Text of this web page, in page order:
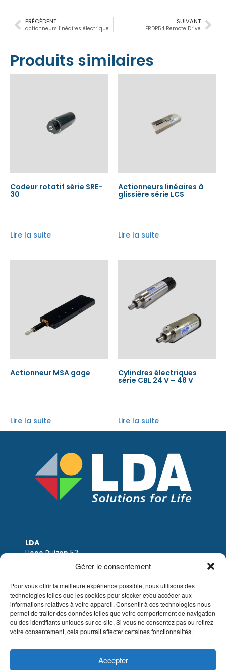
Gérer le consentement
Pour vous offrir la meilleure expérience possible, nous utilisons des
technologies telles que les cookies pour stocker et/ou accéder aux
informations relatives à votre appareil. Consentir à ces technologies nous
permet de traiter des données telles que votre comportement de navigation
ou des identifiants uniques sur ce site. Si vous ne consentez pas ou retirez
votre consentement, cela pourrait affecter certaines fonctionnalités.
Accepter
SUIVANT
ERDP54 Remote Drive
PRÉCÉDENT
actionneurs linéaires électrique sur mesure
Produits similaires
Codeur rotatif série SRE-
30
Lire la suite
Actionneurs linéaires à
glissière série LCS
Lire la suite
Actionneur MSA gage
Lire la suite
Cylindres électriques
série CBL 24 V – 48 V
Lire la suite
LDA
Hoge Buizen 53
TVA: BE0405.895.609
IBAN: KBC / BE51 7340 2410 9862
BIC: KBC / KREDBEBB
Mentions légales|Avis de non-responsabilité
© LDA Belgium, tous droits réservés.